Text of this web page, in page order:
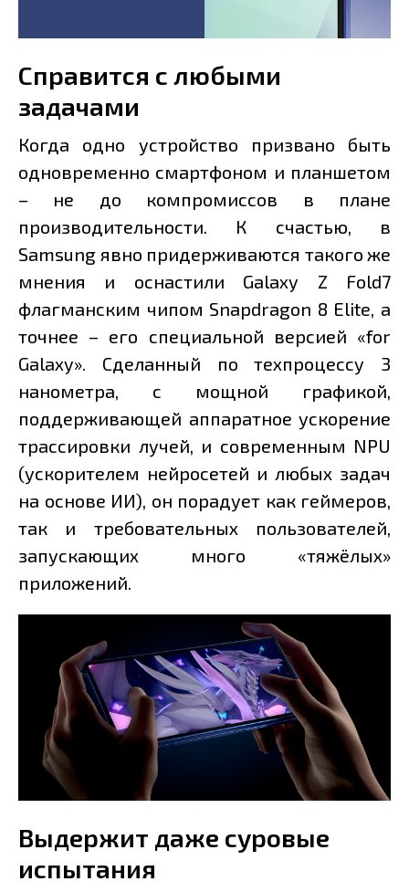
Справится с любыми
задачами
Когда одно устройство призвано быть
одновременно смартфоном и планшетом
– не до компромиссов в плане
производительности. К счастью, в
Samsung явно придерживаются такого же
мнения и оснастили Galaxy Z Fold7
флагманским чипом Snapdragon 8 Elite, а
точнее – его специальной версией «for
Galaxy». Сделанный по техпроцессу 3
нанометра, с мощной графикой,
поддерживающей аппаратное ускорение
трассировки лучей, и современным NPU
(ускорителем нейросетей и любых задач
на основе ИИ), он порадует как геймеров,
так и требовательных пользователей,
запускающих много «тяжёлых»
приложений.
Выдержит даже суровые
испытания